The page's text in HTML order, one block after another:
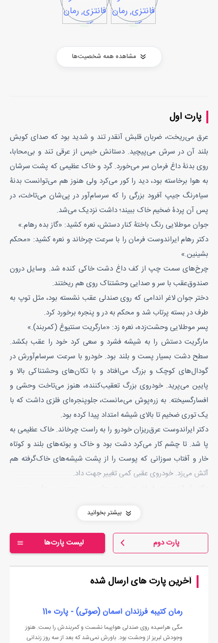
مشاهده همه شخصیت‌ها
پارت اول
عرق می‌ریخت، ضربان قلبش آنقدر تند و شدید بود که صدای کوبش
بلند آن در سرش می‌پیچید. دستانش خیس از عرقی تند و بی‌محابا،
روی بدنۀ داغ فرمان سر می‌خورد. گرد و خاک عظیمی که پشت سرشان
به هوا برخاسته بود، دید را کور می‌کرد ولی هنوز هم می‌توانست بدنۀ
سیاه‌رنگ جیپ آفرود بزرگی را که سرسام‌آور در پی‌شان می‌تاخت، در
پس آن پردۀ ضخیم خاک ببیند؛ داشت نزدیک می‌شد.
جوان موطلایی رنگ باختۀ کنار دستش، نعره کشید: «گاز بده رهام.»
دکتر رهام ایراندوست فرمان را با سرعت چرخاند و نعره کشید: «محکم
بشینین.»
چرخ‌های سمت چپ از کف داغ دشت خاکی کنده شد. وسایل درون
صندوق‌عقب با سر و صدایی وحشتناک روی هم ریختند.
دختر جوان لاغر اندامی که روی صندلی عقب نشسته بود، مثل توپ به
طرف در بسته پرتاب شد و محکم به در و پنجره برخورد کرد.
پسر موطلایی وحشت‌زده، نعره زد: «مارگریت سنتیوغ (کمربند).»
مارگریت دستش را به شیشه فشرد و سعی کرد خود را عقب بکشد.
سطح دشت بسیار پست و بلند بود. خودرو با سرعت سرسام‌آورش در
گودال‌های کوچک و بزرگ می‌افتاد و با تکان‌های وحشتناکی بالا و
پایین می‌پرید. خودروی بزرگ تعقیب‌کننده، هنوز می‌تاخت وحشی و
افسار‌گسیخته. به زره‌پوش می‌مانست، جلوپنجره‌ای فلزی داشت که با
یک توری ضخیم تا بالای شیشه امتداد پیدا کرده بود.
دکتر ایراندوست عرق‌ریزان خودرو را به راست چرخاند. خاک عظیمی به
پا شد. تا چشم کار می‌کرد دشت بود و خاک و بوته‌های بلند و کوتاه
خار و آفتاب سوزانی که پوست را از پشت شیشه‌های خاک‌گرفته هم
آتش می‌زد. خودروی عقبی کمی تغییر جهت داد.
خودروی تعقیب‌کننده به گل‌گیر عقب سمت راننده کوبید. فرمان زیر
دست دکتر چرخی زد، ماشین گیج شد و کنترلش از دست دکتر در رفت.
حالا عرق مثل رود از پوست سبزه‌اش جاری بود. دو دستی فرمان را
لغزان عرق لیز خورده و تا نوک بینی قلمی گندمگونش پایین سریده
بود. دشت بی‌جاده را تار می‌دید ولی فرصتی نبود تا عینکش را بالا
بدهد. ضربۀ بعدی شدیدتر بود. دماغۀ خودروی عقبی به میان در سمت
شاگرد فرو رفت.
دکتر ترمز کرد. جوان چشم آبی موطلایی با سر به شیشۀ جلو کوبیده
بیشتر بخوانید
لیست پارت‌ها پارت دوم
آخرین پارت های ارسال شده
رمان کتیبه فرزندان آسمان (صوتی) - پارت 110
مگی هراسیده روی صندلی هواپیما نشست و کمربندش را بست. هنوز
وجودش لبریز از وحشت بود. باورش نمی‌شد که بعد از سه روز زندانی